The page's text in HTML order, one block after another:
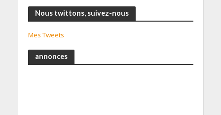
Nous twittons, suivez-nous
Mes Tweets
annonces